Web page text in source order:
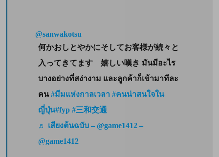
@sanwakotsu
何かおしとやかにそしてお客様が続々と
入ってきてます 嬉しい嘆き มันมีอะไร
บางอย่างที่สง่างาม และลูกค้าก็เข้ามาทีละ
คน #มีมแห่งกาลเวลา #คนน่าสนใจใน
ญี่ปุ่น#fyp #三和交通
♬ เสียงต้นฉบับ – @game1412 –
@game1412